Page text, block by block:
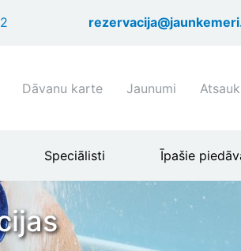
uz
Shortcuts
menu
Dāvanu karte Jaunumi
Speciālisti Īpašie